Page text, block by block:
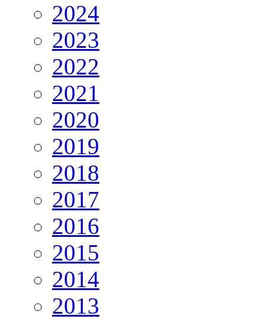
2024
2023
2022
2021
2020
2019
2018
2017
2016
2015
2014
2013